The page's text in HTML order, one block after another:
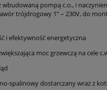
wbudowaną pompą c.o., i
trójdrogowy 1” – 230V, do
i efektywność energetyczna
moc grzewczą na cele
spalinowy dostarczany wraz z